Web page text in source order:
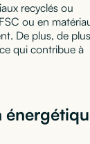
recyclés ou
ou en
De plus, de plus
qui contribue à